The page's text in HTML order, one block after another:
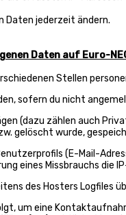
Daten jederzeit ändern.
Daten auf Euro-
Stellen
sofern du nicht
(dazu zählen auch
gelöscht wurde,
(E-Mail-
eines Missbrauchs die
des Hosters
um eine